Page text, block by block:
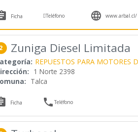
Ficha Teléfono  www.arbal.cl/
2 Zuniga Diesel Limitada
REPUESTOS PARA MOTORES
1 Norte 2398
Talca
Ficha Teléfono